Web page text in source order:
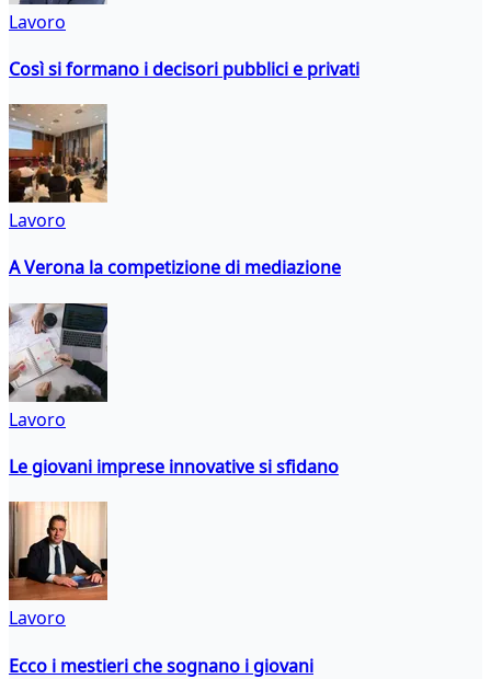
Lavoro
Così si formano i decisori pubblici e privati
Lavoro
A Verona la competizione di mediazione
Lavoro
Le giovani imprese innovative si sfidano
Lavoro
Ecco i mestieri che sognano i giovani